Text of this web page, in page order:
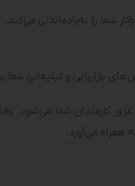
شما را به‌یادماندنی
بازاریابی و تبلیغاتی
غرور کارمندان شما می‌شود.
همراه می‌آورد.